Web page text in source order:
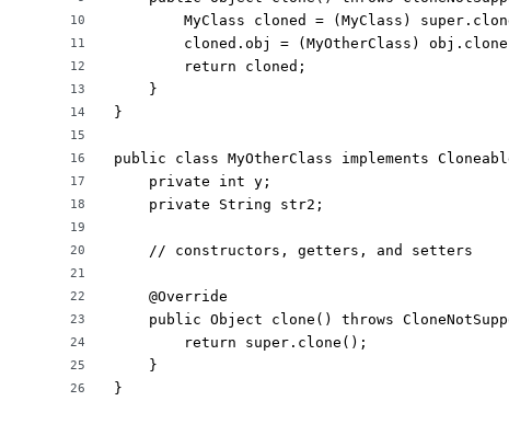
10
11
12
13
14
15
16
17
18
19
20
21
22
23
24
25
26
MyClass cloned = (MyClass)
cloned.obj = (MyOtherClass)
        return cloned;
    }
}
public class MyOtherClass implements
    private int y;
    private String str2;
    // constructors, getters, and setters
    @Override
public Object clone() throws
        return super.clone();
    }
}